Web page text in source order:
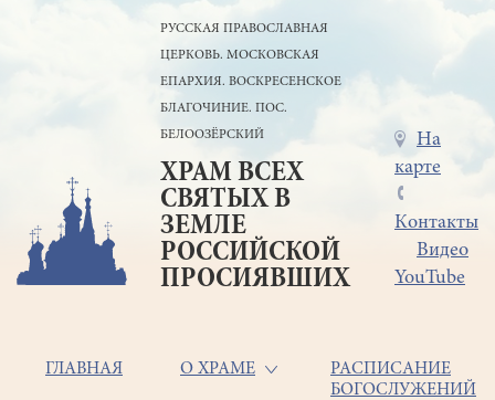
РУССКАЯ ПРАВОСЛАВНАЯ
ЦЕРКОВЬ. МОСКОВСКАЯ
ЕПАРХИЯ. ВОСКРЕСЕНСКОЕ
БЛАГОЧИНИЕ. ПОС.
БЕЛООЗЁРСКИЙ
ХРАМ ВСЕХ
СВЯТЫХ В
ЗЕМЛЕ
РОССИЙСКОЙ
ПРОСИЯВШИХ
Меню
в
шапке
На
карте
Контакты
Видео
YouTube
Основная
ГЛАВНАЯ О ХРАМЕ
РАСПИСАНИЕ
БОГОСЛУЖЕНИЙ